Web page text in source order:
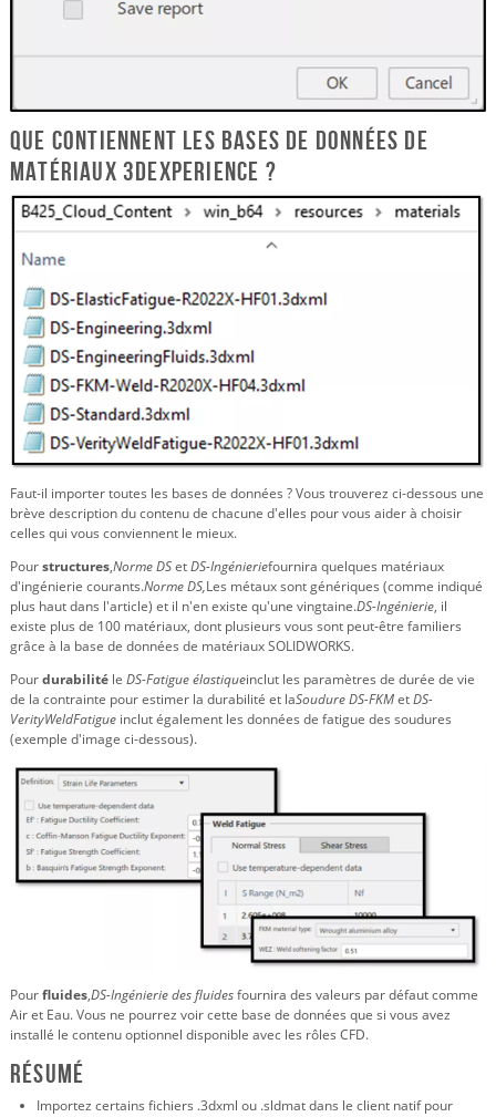
Que contiennent les bases de données de
matériaux 3DEXPERIENCE ?
Faut-il importer toutes les bases de données ? Vous trouverez ci-dessous une
brève description du contenu de chacune d'elles pour vous aider à choisir
celles qui vous conviennent le mieux.
Pourstructures,Norme DSetDS-Ingénieriefournira quelques matériaux
d'ingénierie courants.Norme DS,Les métaux sont génériques (comme indiqué
plus haut dans l'article) et il n'en existe qu'une vingtaine.DS-Ingénierie, il
existe plus de 100 matériaux, dont plusieurs vous sont peut-être familiers
grâce à la base de données de matériaux SOLIDWORKS.
Pourdurabilité le DS-Fatigue élastiqueinclut les paramètres de durée de vie
de la contrainte pour estimer la durabilité et laSoudure DS-FKMetDS-
VerityWeldFatigue inclut également les données de fatigue des soudures
(exemple d'image ci-dessous).
Pourfluides,DS-Ingénierie des fluidesfournira des valeurs par défaut comme
Air et Eau. Vous ne pourrez voir cette base de données que si vous avez
installé le contenu optionnel disponible avec les rôles CFD.
Résumé
Importez certains fichiers .3dxml ou .sldmat dans le client natif pour